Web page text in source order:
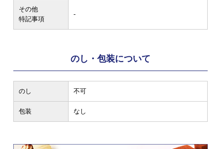
その他
特記事項
-
のし・包装について
のし 不可
包装 なし